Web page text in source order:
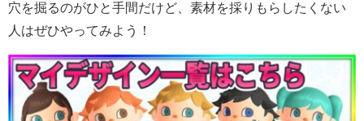
穴を掘るのがひと手間だけど、素材を採りもらしたくない
人はぜひやってみよう！